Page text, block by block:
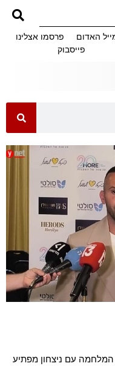
האדום
פרסמו אצלינו
פייסבוק
עם ניצחון מפתיע